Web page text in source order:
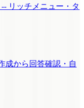
リッチメニュー・タ
成から回答確認・自